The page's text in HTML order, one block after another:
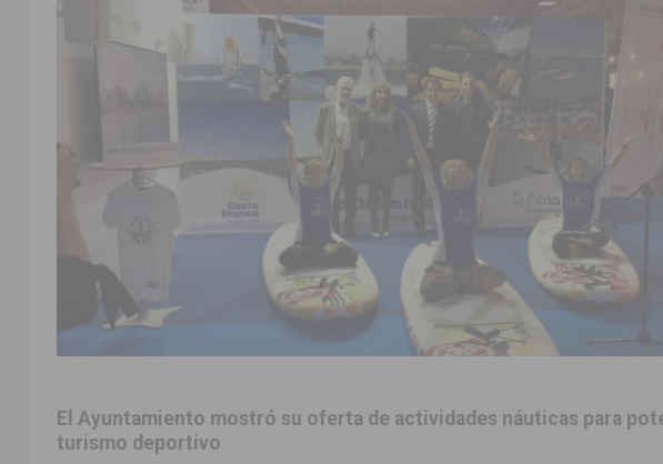
el desdoblamiento de la CV-95, clave para Torrevieja
TORREVIEJA
para dar comienzo a sus Fiestas 2026
COMARCA
de gala para la coronación de la Corte 2026
BIGASTRO
con éxito las Fiestas de las Urbanizaciones de Ciudad Quesada 2026
la programación de sus Fiestas Patronales en honor a la Virgen de la Salud y San Miguel
a sus fiestas con una noche de emoción, tradición y celebración
COMARCA
cierra con un balance histórico y consolida a Dolores como referente ganadero de la CV
los objetivos de ‘Refluye Mi Río’ y recibirá 3,3 millones de la Fundación Biodiversidad
El Ayuntamiento mostró su oferta de actividades náuticas para
turismo deportivo